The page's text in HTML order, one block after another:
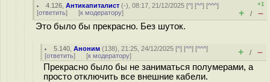
4.126 ,Антикапиталист (-), 08:17, 21/12/2025 [^] [^^] [^^^]
[ответить] [к модератору]
+1
+ / –
Это было бы прекрасно. Без шуток.
5.140 ,Аноним (138), 21:25, 24/12/2025 [^] [^^] [^^^]
[ответить] [к модератору] + / –
Прекрасно было бы не заниматься полумерами, а
просто отключить все внешние кабели.